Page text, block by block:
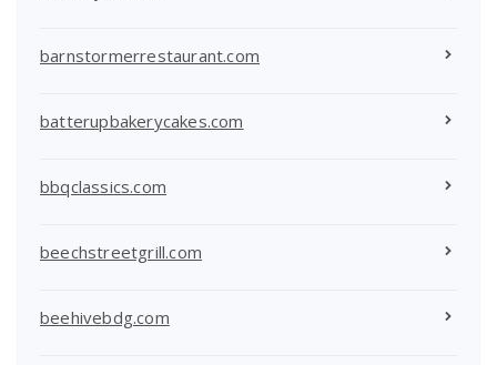
barnstormerrestaurant.com
batterupbakerycakes.com
bbqclassics.com
beechstreetgrill.com
beehivebdg.com